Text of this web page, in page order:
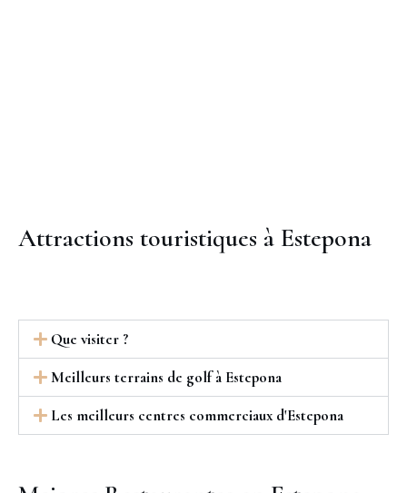
Attractions touristiques à Estepona
Que visiter ?
Meilleurs terrains de golf à Estepona
Les meilleurs centres commerciaux d'Estepona